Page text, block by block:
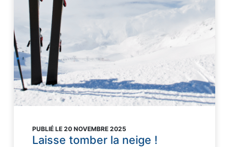
PUBLIÉ LE 20 NOVEMBRE 2025
Laisse tomber la neige !